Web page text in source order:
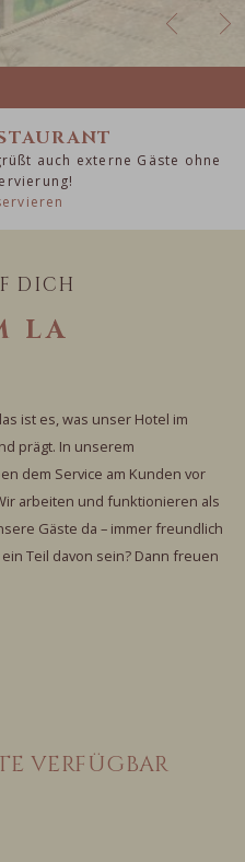
auch externe Gäste ohne
DICH
LA
ist es, was unser Hotel im
prägt. In unserem
dem Service am Kunden vor
arbeiten und funktionieren als
Gäste da – immer freundlich
Teil davon sein? Dann freuen
VERFÜGBAR